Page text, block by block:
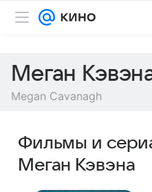
Меган
Megan Cavanagh
Фильмы и
Меган Кэвэна